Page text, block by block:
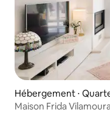
Hébergement ⋅
Maison Frida